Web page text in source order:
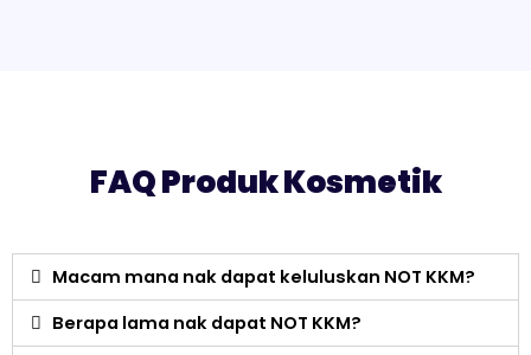
FAQ Produk Kosmetik
Macam mana nak dapat keluluskan NOT KKM?
Berapa lama nak dapat NOT KKM?